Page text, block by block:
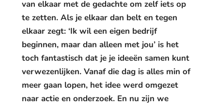
van elkaar met de gedachte om zelf iets op
te zetten. Als je elkaar dan belt en tegen
elkaar zegt: ‘Ik wil een eigen bedrijf
beginnen, maar dan alleen met jou’ is het
toch fantastisch dat je je ideeën samen kunt
verwezenlijken. Vanaf die dag is alles min of
meer gaan lopen, het idee werd omgezet
naar actie en onderzoek. En nu zijn we